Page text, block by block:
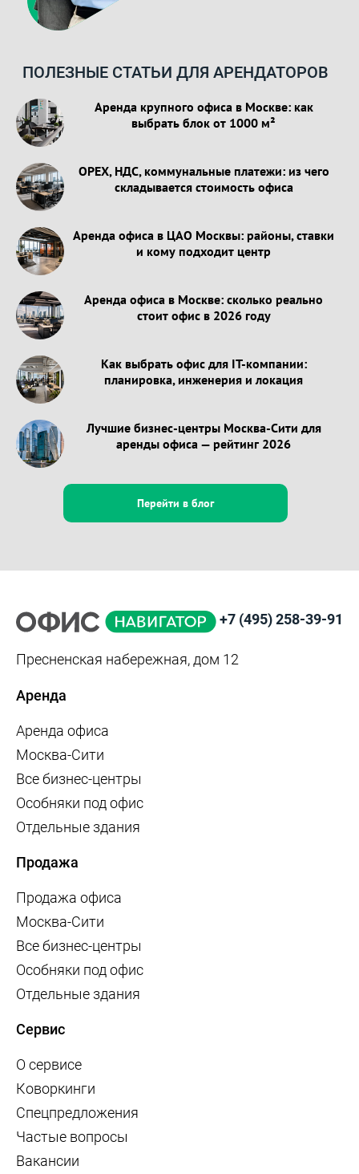
ПОЛЕЗНЫЕ СТАТЬИ ДЛЯ АРЕНДАТОРОВ
Аренда крупного офиса в Москве: как
выбрать блок от 1000 м²
OPEX, НДС, коммунальные платежи: из чего
складывается стоимость офиса
Аренда офиса в ЦАО Москвы: районы, ставки
и кому подходит центр
Аренда офиса в Москве: сколько реально
стоит офис в 2026 году
Как выбрать офис для IT-компании:
планировка, инженерия и локация
Лучшие бизнес-центры Москва-Сити для
аренды офиса — рейтинг 2026
Перейти в блог
+7 (495) 258-39-91
Пресненская набережная, дом 12
Аренда
Аренда офиса
Москва-Сити
Все бизнес-центры
Особняки под офис
Отдельные здания
Продажа
Продажа офиса
Москва-Сити
Все бизнес-центры
Особняки под офис
Отдельные здания
Сервис
О сервисе
Коворкинги
Спецпредложения
Частые вопросы
Вакансии